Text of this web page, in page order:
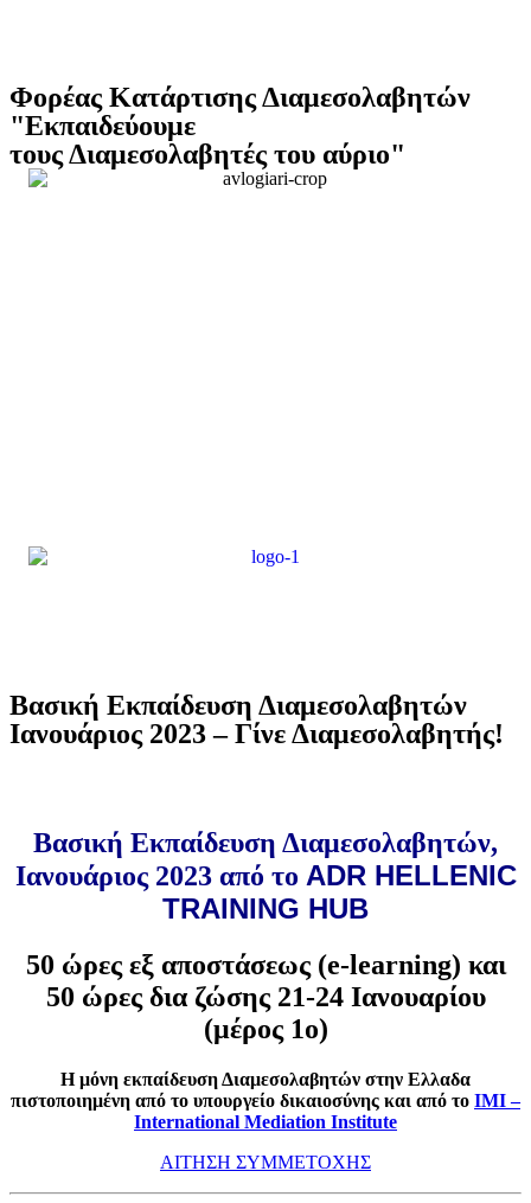
Φορέας Κατάρτισης Διαμεσολαβητών
"Εκπαιδεύουμε
τους Διαμεσολαβητές του αύριο"
Βασική Εκπαίδευση Διαμεσολαβητών
Ιανουάριος 2023 – Γίνε Διαμεσολαβητής!
Βασική Εκπαίδευση Διαμεσολαβητών,
Ιανουάριος 2023 από το ADR HELLENIC
TRAINING HUB
50 ώρες εξ αποστάσεως (e-learning) και
50 ώρες δια ζώσης 21-24 Ιανουαρίου
(μέρος 1ο)
Η μόνη εκπαίδευση Διαμεσολαβητών στην Ελλαδα
πιστοποιημένη από το υπουργείο δικαιοσύνης και από το ΙΜΙ–
International Mediation Institute
ΑΙΤΗΣΗ ΣΥΜΜΕΤΟΧΗΣ